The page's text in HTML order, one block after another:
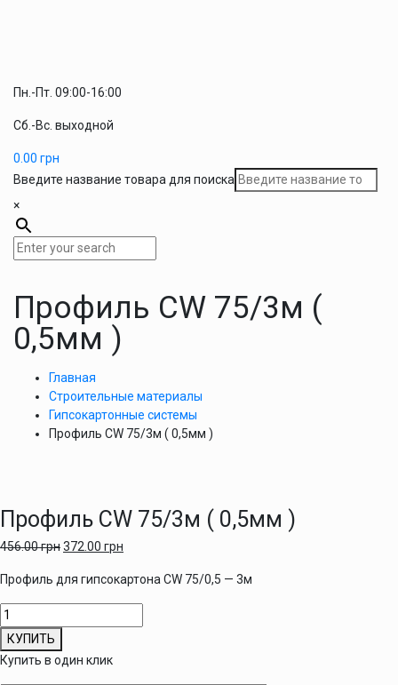
Пн.-Пт. 09:00-16:00
Сб.-Вс. выходной
0.00 грн
Введите название товара для поиска
×
Профиль СW 75/3м (
0,5мм )
Главная
Строительные материалы
Гипсокартонные системы
Профиль СW 75/3м ( 0,5мм )
Профиль СW 75/3м ( 0,5мм )
456.00грн372.00 грн
Профиль для гипсокартона СW 75/0,5 — 3м
Количество
товара
Профиль
СW
КУПИТЬ
Купить в один клик